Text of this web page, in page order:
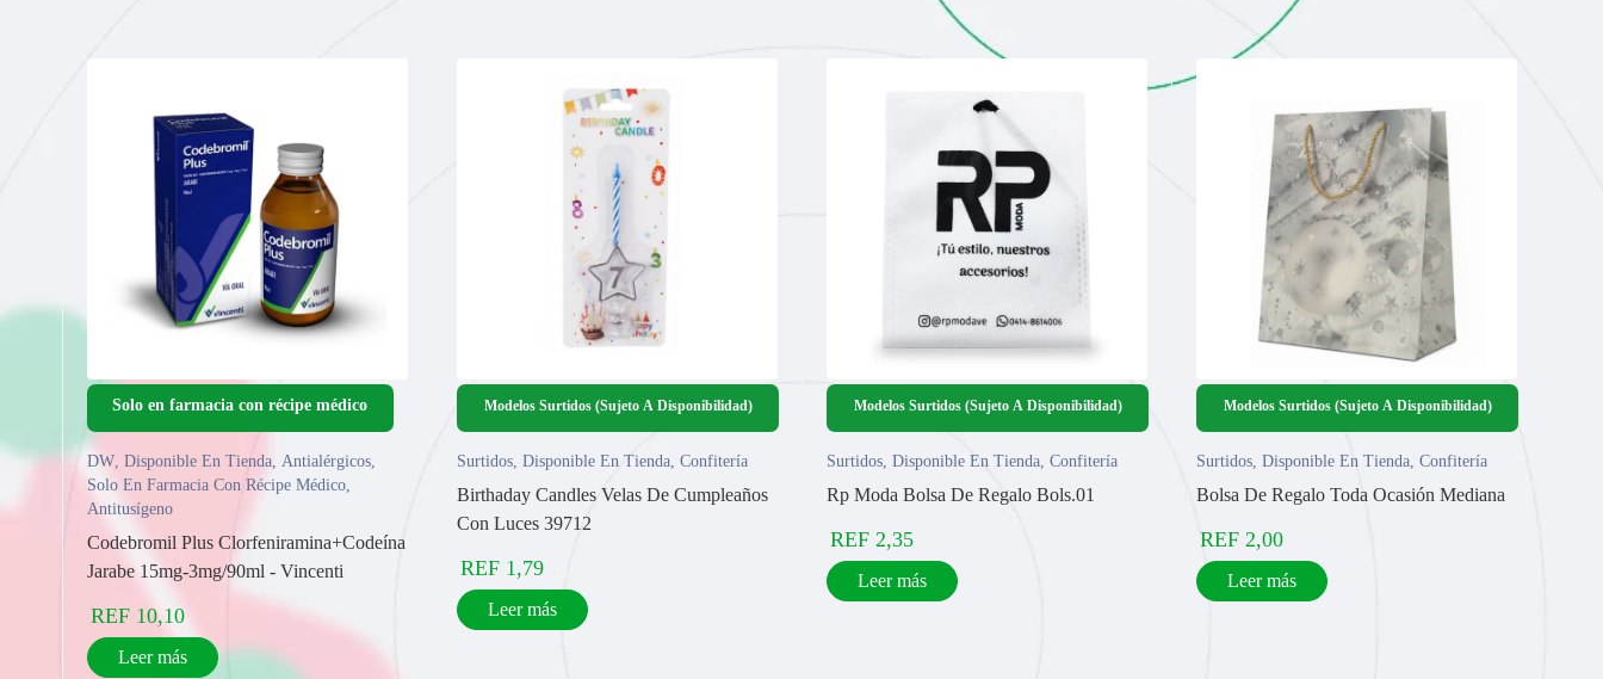
DW Disponible En Tienda Antialérgicos
Solo En Farmacia Con Récipe Médico
Antitusígeno
Codebromil Plus Clorfeniramina+Codeína
Jarabe 15mg-3mg/90ml - Vincenti
REF 10,10
Leer más
Modelos Surtidos (Sujeto A Disponibilidad)
Surtidos Disponible En Tienda Confitería
Birthaday Candles Velas De Cumpleaños
Con Luces 39712
REF 1,79
Leer más
Modelos Surtidos (Sujeto A Disponibilidad)
Surtidos Disponible En Tienda Confitería
Rp Moda Bolsa De Regalo Bols.01
REF 2,35
Leer más
Modelos Surtidos (Sujeto A Disponibilidad)
Surtidos Disponible En Tienda Confitería
Bolsa De Regalo Toda Ocasión Mediana
REF 2,00
Leer más